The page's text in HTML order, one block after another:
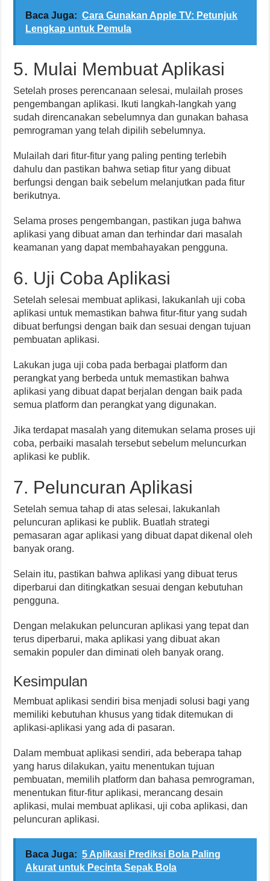
Baca Juga: Cara Gunakan Apple TV: Petunjuk
Lengkap untuk Pemula
5. Mulai Membuat Aplikasi
Setelah proses perencanaan selesai, mulailah proses
pengembangan aplikasi. Ikuti langkah-langkah yang
sudah direncanakan sebelumnya dan gunakan bahasa
pemrograman yang telah dipilih sebelumnya.
Mulailah dari fitur-fitur yang paling penting terlebih
dahulu dan pastikan bahwa setiap fitur yang dibuat
berfungsi dengan baik sebelum melanjutkan pada fitur
berikutnya.
Selama proses pengembangan, pastikan juga bahwa
aplikasi yang dibuat aman dan terhindar dari masalah
keamanan yang dapat membahayakan pengguna.
6. Uji Coba Aplikasi
Setelah selesai membuat aplikasi, lakukanlah uji coba
aplikasi untuk memastikan bahwa fitur-fitur yang sudah
dibuat berfungsi dengan baik dan sesuai dengan tujuan
pembuatan aplikasi.
Lakukan juga uji coba pada berbagai platform dan
perangkat yang berbeda untuk memastikan bahwa
aplikasi yang dibuat dapat berjalan dengan baik pada
semua platform dan perangkat yang digunakan.
Jika terdapat masalah yang ditemukan selama proses uji
coba, perbaiki masalah tersebut sebelum meluncurkan
aplikasi ke publik.
7. Peluncuran Aplikasi
Setelah semua tahap di atas selesai, lakukanlah
peluncuran aplikasi ke publik. Buatlah strategi
pemasaran agar aplikasi yang dibuat dapat dikenal oleh
banyak orang.
Selain itu, pastikan bahwa aplikasi yang dibuat terus
diperbarui dan ditingkatkan sesuai dengan kebutuhan
pengguna.
Dengan melakukan peluncuran aplikasi yang tepat dan
terus diperbarui, maka aplikasi yang dibuat akan
semakin populer dan diminati oleh banyak orang.
Kesimpulan
Membuat aplikasi sendiri bisa menjadi solusi bagi yang
memiliki kebutuhan khusus yang tidak ditemukan di
aplikasi-aplikasi yang ada di pasaran.
Dalam membuat aplikasi sendiri, ada beberapa tahap
yang harus dilakukan, yaitu menentukan tujuan
pembuatan, memilih platform dan bahasa pemrograman,
menentukan fitur-fitur aplikasi, merancang desain
aplikasi, mulai membuat aplikasi, uji coba aplikasi, dan
peluncuran aplikasi.
Baca Juga: 5 Aplikasi Prediksi Bola Paling
Akurat untuk Pecinta Sepak Bola